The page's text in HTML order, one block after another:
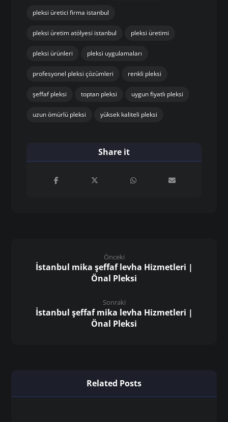
pleksi üretici firma istanbul
pleksi üretim atölyesi istanbul pleksi üretimi
pleksi ürünleri pleksi uygulamaları
profesyonel pleksi çözümleri renkli pleksi
şeffaf pleksi toptan pleksi uygun fiyatlı pleksi
uzun ömürlü pleksi yüksek kaliteli pleksi
Önceki
İstanbul mika şeffaf levha Hizmetleri |
Önal Pleksi
Sonraki
İstanbul şeffaf mika levha Hizmetleri |
Önal Pleksi
Related Posts